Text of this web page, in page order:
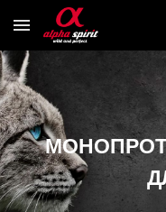
Skip to main content